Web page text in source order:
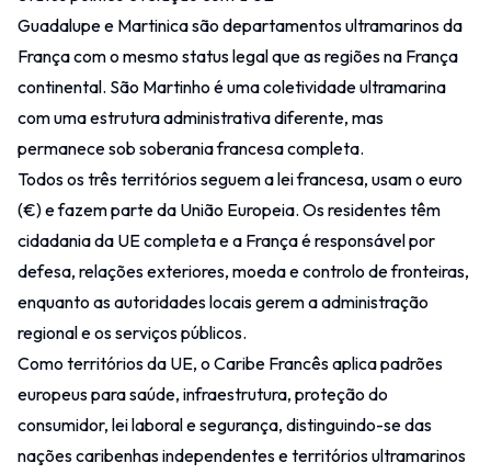
Guadalupe e Martinica são departamentos ultramarinos da
França com o mesmo status legal que as regiões na França
continental. São Martinho é uma coletividade ultramarina
com uma estrutura administrativa diferente, mas
permanece sob soberania francesa completa.
Todos os três territórios seguem a lei francesa, usam o euro
(€) e fazem parte da União Europeia. Os residentes têm
cidadania da UE completa e a França é responsável por
defesa, relações exteriores, moeda e controlo de fronteiras,
enquanto as autoridades locais gerem a administração
regional e os serviços públicos.
Como territórios da UE, o Caribe Francês aplica padrões
europeus para saúde, infraestrutura, proteção do
consumidor, lei laboral e segurança, distinguindo-se das
nações caribenhas independentes e territórios ultramarinos